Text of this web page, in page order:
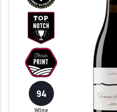
94
Wine